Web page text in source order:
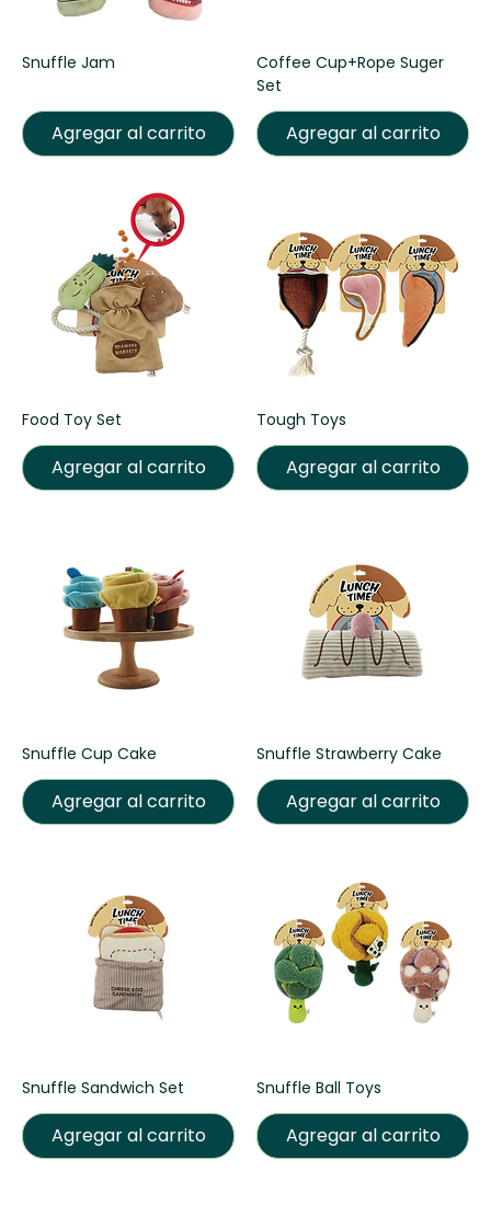
Snuffle Jam
Agregar al carrito
Coffee Cup+Rope Suger
Set
Agregar al carrito
Food Toy Set
Agregar al carrito
Tough Toys
Agregar al carrito
Snuffle Cup Cake
Agregar al carrito
Snuffle Strawberry Cake
Agregar al carrito
Snuffle Sandwich Set
Agregar al carrito
Snuffle Ball Toys
Agregar al carrito